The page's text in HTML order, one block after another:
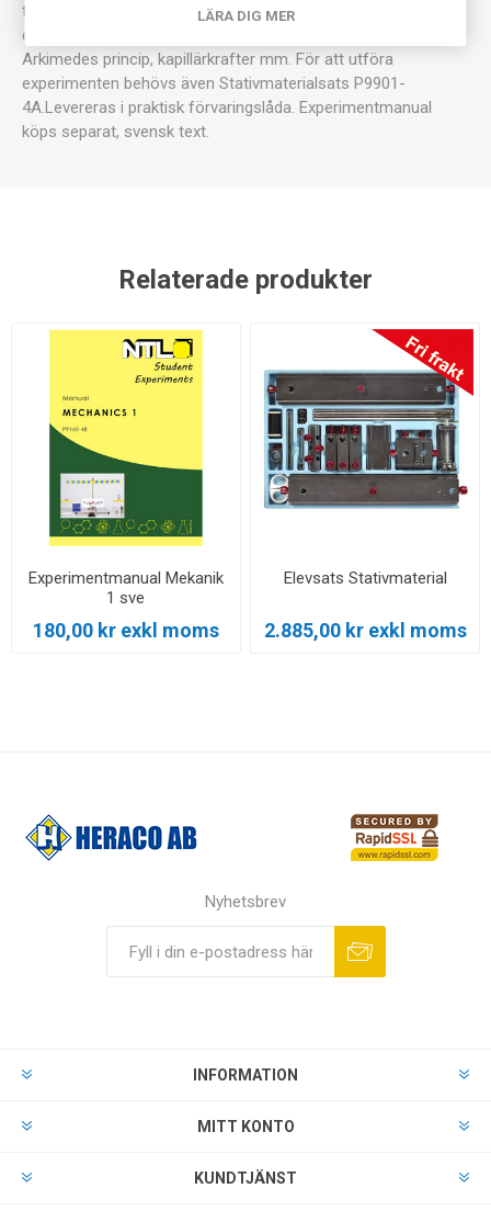
trissor, friktion och friktionskoefficient, tyngtpunkt, balansvåg
och vridmoment, kommunicerande kärl, effekten av lufttryck,
Arkimedes princip, kapillärkrafter mm. För att utföra
experimenten behövs även Stativmaterialsats P9901-
4A.Levereras i praktisk förvaringslåda. Experimentmanual
köps separat, svensk text.
Relaterade produkter
Experimentmanual Mekanik
1 sve
180,00 kr exkl moms
Elevsats Stativmaterial
2.885,00 kr exkl moms
Nyhetsbrev
INFORMATION
MITT KONTO
KUNDTJÄNST
LÄRA DIG MER